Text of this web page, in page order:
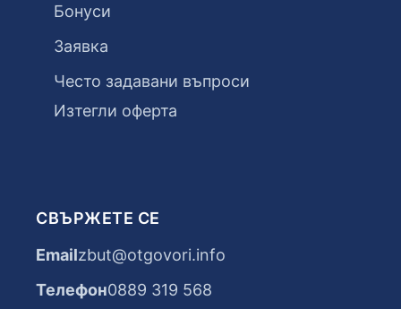
Бонуси
Заявка
Често задавани въпроси
Изтегли оферта
СВЪРЖЕТЕ СЕ
Emailzbut@otgovori.info
Телефон0889 319 568